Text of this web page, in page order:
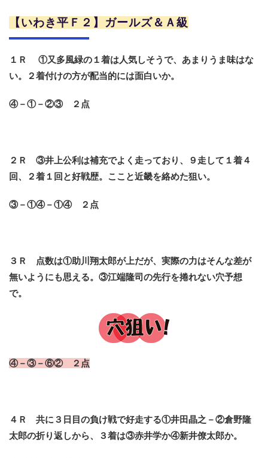
【いわき平Ｆ２】ガールズ＆Ａ級
１Ｒ ①又多風緑の１着は人気しそうで、あまりうま味はな
い。２着付けの方が配当的には面白いか。
④－①－②③ ２点
２Ｒ ③井上公利は補充でよく走っており、９走して１着４
回、２着１回と好戦歴。ここと近畿を絡めた狙い。
③－①④－①④ ２点
３Ｒ 点数は①助川翔太郎が上だが、実際の力はそんな差が
無いようにも思える。③江端隆司の先行を捲れない穴予想
で。
④－③－⑥② ２点
４Ｒ 共に３日目の負け戦で好走する①井田晶之－②倉野隆
太郎の折り返しから、３着は③赤井学か④新井僚太郎か。